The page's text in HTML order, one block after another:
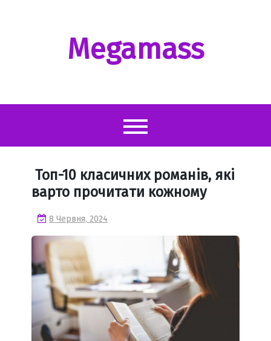
Megamass
Топ-10 класичних романів, які
варто прочитати кожному
8 Червня, 2024